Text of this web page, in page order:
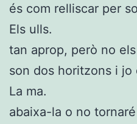
és com relliscar per
Els ulls.
tan aprop, però no
son dos horitzons i jo
La ma.
abaixa-la o no